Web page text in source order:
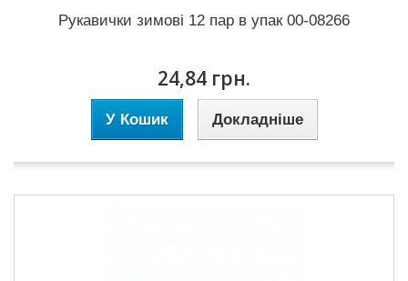
Рукавички зимові 12 пар в упак 00-08266
24,84 грн.
У Кошик Докладніше